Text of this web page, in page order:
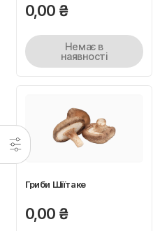
0,00 ₴
Немає в
наявності
Гриби Шіїтаке
0,00 ₴